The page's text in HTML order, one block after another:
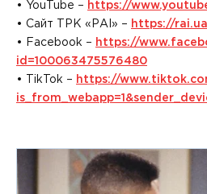
• YouTube – https://
• Сайт ТРК «РАІ» – https://
• Facebook – https://
id=100063475576480
• TikTok – https://